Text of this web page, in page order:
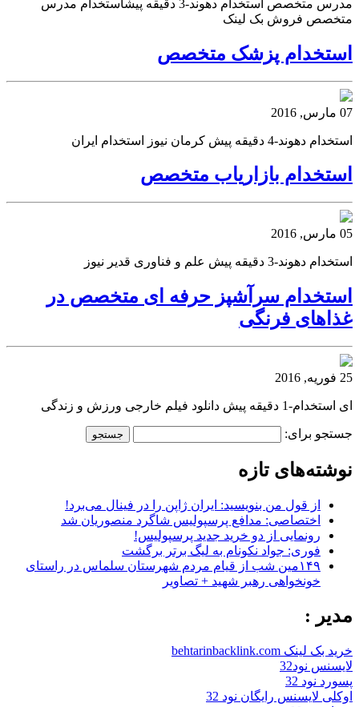
مدرس متخصص استخدام دهوند-3 دقیقه پیشاستخدام مدرس
متخصص فروش بک لینک
استخدام پزشک متخصص
07 مارس, 2016
استخدام دهوند-4 دقیقه پیش کرمان نیوز استخدام ایران
استخدام بازاریاب متخصص
05 مارس, 2016
استخدام دهوند-3 دقیقه پیش علم و فناوری قدیر نیوز
استخدام سرآشپز حرفه ای متخصص در
غذاهای فرنگی
25 فوریه, 2016
ای استخدام-1 دقیقه پیش دانلود فیلم خارجی ورزش و زندگی
جستجو برای:
نوشته‌های تازه
از قول من بنویسید: ایران ژاپن را در فینال می‌برد!
اختصاصی: مدافع پرسپولیس شاگرد منصوریان شد
رونمایی از دو خرید جدید پرسپولیس!
فوری: جواد نکونام به لیگ برتر برگشت
۱۴۹مین شب از قیام مردم شهرستان سلماس در راستای
خونخواهی رهبر شهید + تصاویر
مدیر :
خرید بک لینک behtarinbacklink.com
لایسنس نود32
پسورد نود 32
اوکلی لایسنس رایگان نود 32